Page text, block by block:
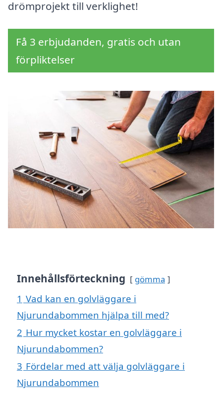
drömprojekt till verklighet!
Få 3 erbjudanden, gratis och utan
förpliktelser
Innehållsförteckning gömma
1 Vad kan en golvläggare i
Njurundabommen hjälpa till med?
2 Hur mycket kostar en golvläggare i
Njurundabommen?
3 Fördelar med att välja golvläggare i
Njurundabommen